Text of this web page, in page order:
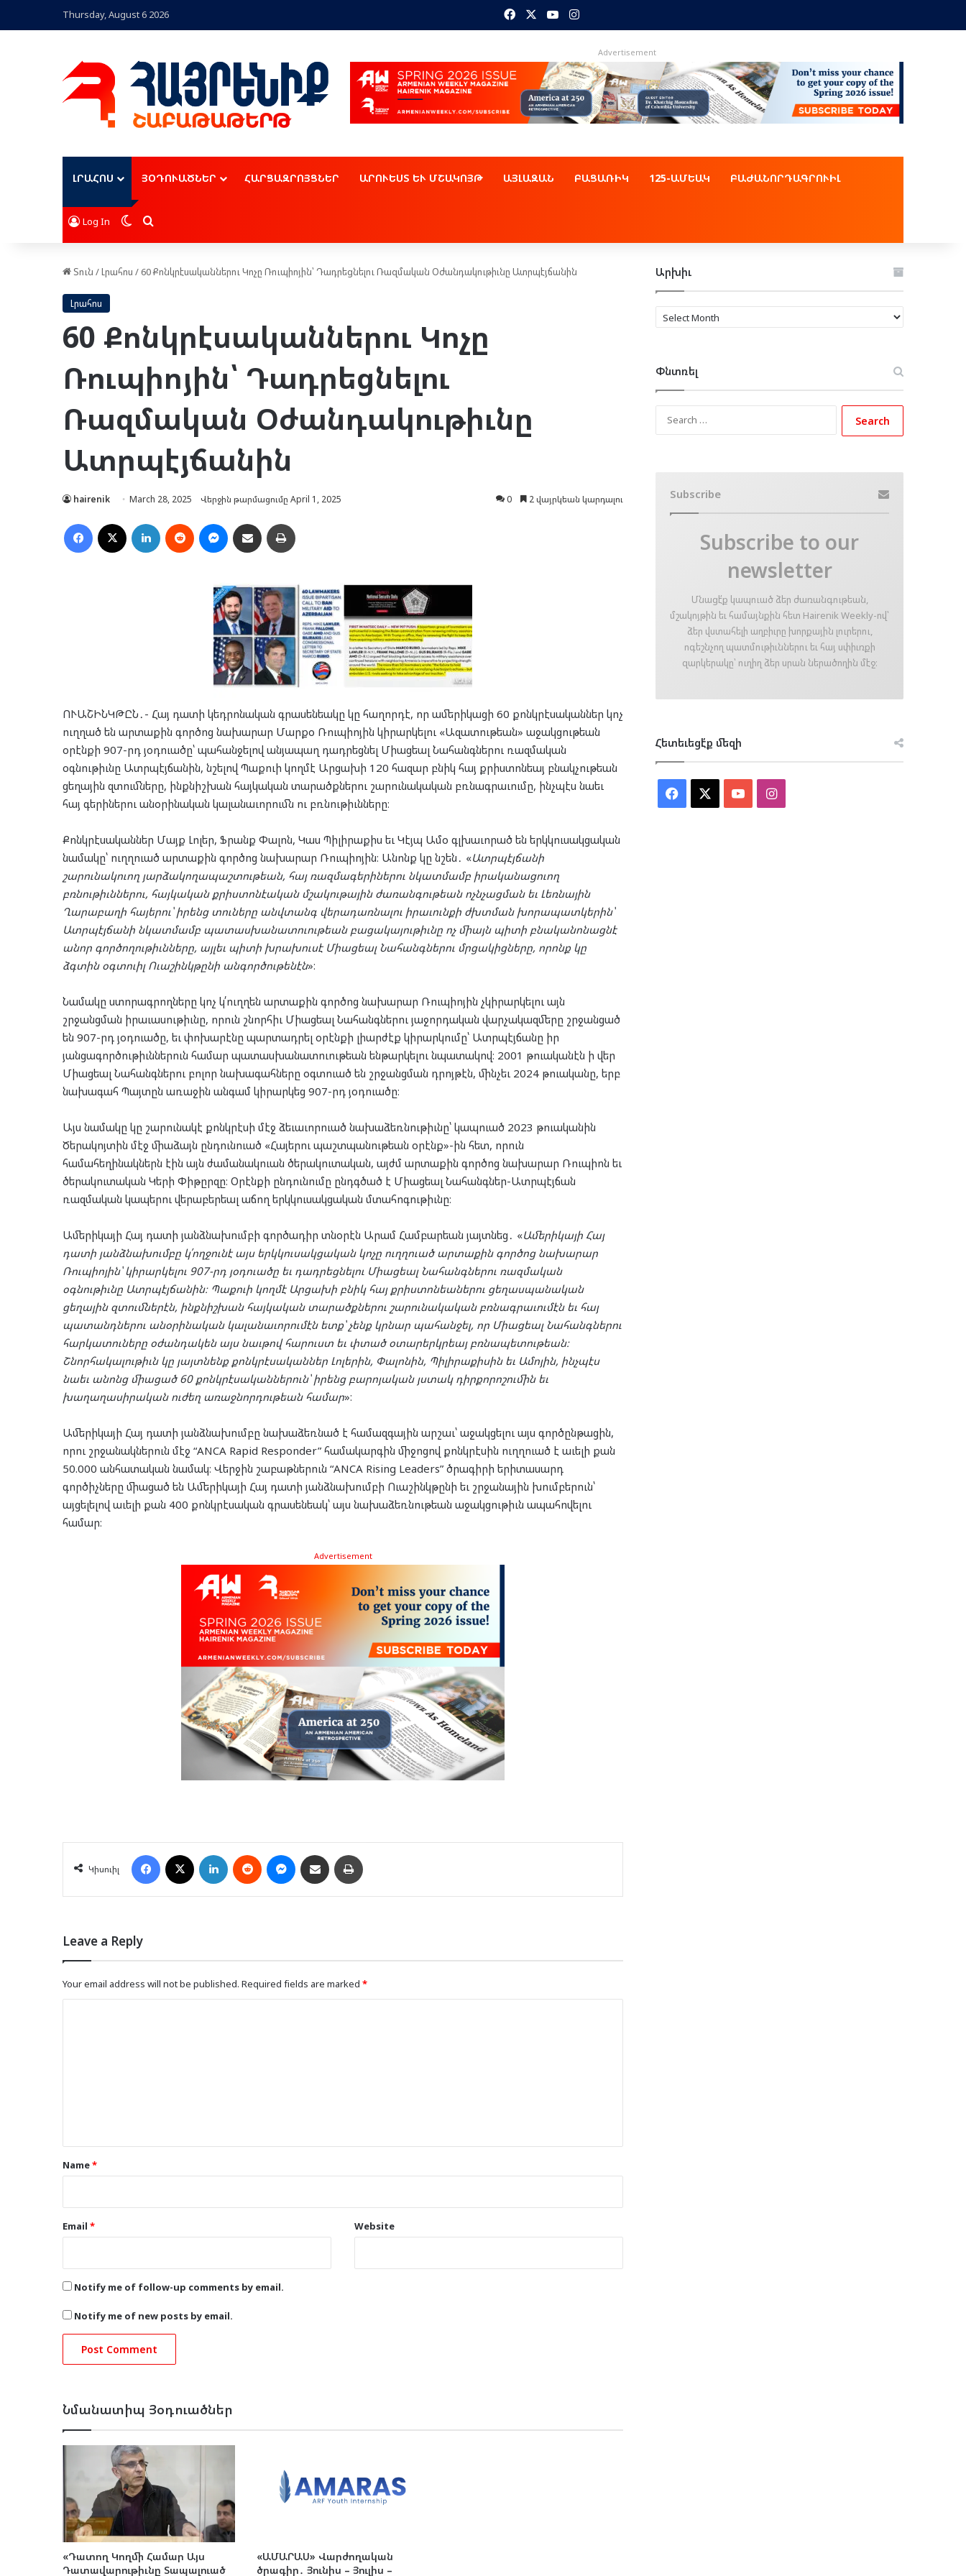
Thursday, August 6 2026 FacebookYouTubeInstagram
Advertisement
ԼՐԱՀՈՍ ՅՕԴՈՒԱԾՆԵՐ ՀԱՐՑԱԶՐՈՅՑՆԵՐ ԱՐՈՒԵՍՏ ԵՒ ՄՇԱԿՈՅԹ ԱՅԼԱԶԱՆ ԲԱՑԱՌԻԿ 125-ԱՄԵԱԿ ԲԱԺԱՆՈՐԴԱԳՐՈՒԻԼ
Log In Switch skin
Որոնել
Տուն /Լրահոս / 60 Քոնկրէսականներու Կոչը Ռուպիոյին՝ Դադրեցնելու Ռազմական Օժանդակութիւնը Ատրպէյճանին
Լրահոս
60 Քոնկրէսականներու Կոչը
Ռուպիոյին՝ Դադրեցնելու
Ռազմական Օժանդակութիւնը
Ատրպէյճանին
hairenik March 28, 2025 Վերջին թարմացումը April 1, 2025 0 2 վայրկեան կարդալու
Facebook LinkedIn Reddit MessengerՈւղարկել նամակ
ՈՒԱՇԻՆԿԹԸՆ․- Հայ դատի կեդրոնական գրասենեակը կը հաղորդէ, որ ամերիկացի 60 քոնկրէսականներ կոչ
ուղղած են արտաքին գործոց նախարար Մարքօ Ռուպիոյին կիրարկելու «Ազատութեան» աջակցութեան
օրէնքի 907-րդ յօդուածը՝ պահանջելով անյապաղ դադրեցնել Միացեալ Նահանգներու ռազմական
օգնութիւնը Ատրպէյճանին, նշելով Պաքուի կողմէ Արցախի 120 հազար բնիկ հայ քրիստոնեայ բնակչութեան
ցեղային զտումները, ինքնիշխան հայկական տարածքներու շարունակական բռնագրաւումը, ինչպէս նաեւ
հայ գերիներու անօրինական կալանաւորումն ու բռնութիւնները։
Քոնկրէսականներ Մայք Լոլեր, Ֆրանք Փալոն, Կաս Պիլիրաքիս եւ Կէյպ Ամօ գլխաւորած են երկկուսակցական
նամակը՝ ուղղուած արտաքին գործոց նախարար Ռուպիոյին։ Անոնք կը նշեն․ «Ատրպէյճանի
շարունակուող յարձակողապաշտութեան, հայ ռազմագերիներու նկատմամբ իրականացուող
բռնութիւններու, հայկական քրիստոնէական մշակութային ժառանգութեան ոչնչացման եւ Լեռնային
Ղարաբաղի հայերու՝ իրենց տուները անվտանգ վերադառնալու իրաւունքի ժխտման խորապատկերին՝
Ատրպէյճանի նկատմամբ պատասխանատուութեան բացակայութիւնը ոչ միայն պիտի բնականոնացնէ
անոր գործողութիւնները, այլեւ պիտի խրախուսէ Միացեալ Նահանգներու մրցակիցները, որոնք կը
ձգտին օգտուիլ Ուաշինկթընի անգործութենէն»։
Նամակը ստորագրողները կոչ կ՛ուղղեն արտաքին գործոց նախարար Ռուպիոյին չկիրարկելու այն
շրջանցման իրաւասութիւնը, որուն շնորհիւ Միացեալ Նահանգներու յաջորդական վարչակազմերը շրջանցած
են 907-րդ յօդուածը, եւ փոխարէնը պարտադրել օրէնքի լիարժէք կիրարկումը՝ Ատրպէյճանը իր
յանցագործութիւններուն համար պատասխանատուութեան ենթարկելու նպատակով։ 2001 թուականէն ի վեր
Միացեալ Նահանգներու բոլոր նախագահները օգտուած են շրջանցման դրոյթէն, մինչեւ 2024 թուականը, երբ
նախագահ Պայտըն առաջին անգամ կիրարկեց 907-րդ յօդուածը։
Այս նամակը կը շարունակէ քոնկրէսի մէջ ձեւաւորուած նախաձեռնութիւնը՝ կապուած 2023 թուականին
Ծերակոյտին մէջ միաձայն ընդունուած «Հայերու պաշտպանութեան օրէնք»-ին հետ, որուն
համահեղինակներն էին այն ժամանակուան ծերակուտական, այժմ արտաքին գործոց նախարար Ռուպիոն եւ
ծերակուտական Կերի Փիթըրզը։ Օրէնքի ընդունումը ընդգծած է Միացեալ Նահանգներ-Ատրպէյճան
ռազմական կապերու վերաբերեալ աճող երկկուսակցական մտահոգութիւնը։
Ամերիկայի Հայ դատի յանձնախումբի գործադիր տնօրէն Արամ Համբարեան յայտնեց․ «Ամերիկայի Հայ
դատի յանձնախումբը կ՛ողջունէ այս երկկուսակցական կոչը ուղղուած արտաքին գործոց նախարար
Ռուպիոյին՝ կիրարկելու 907-րդ յօդուածը եւ դադրեցնելու Միացեալ Նահանգներու ռազմական
օգնութիւնը Ատրպէյճանին։ Պաքուի կողմէ Արցախի բնիկ հայ քրիստոնեաներու ցեղասպանական
ցեղային զտումներէն, ինքնիշխան հայկական տարածքներու շարունակական բռնագրաւումէն եւ հայ
պատանդներու անօրինական կալանաւորումէն ետք՝ չենք կրնար պահանջել, որ Միացեալ Նահանգներու
հարկատուները օժանդակեն այս նաւթով հարուստ եւ փտած օտարերկրեայ բռնապետութեան։
Շնորհակալութիւն կը յայտնենք քոնկրէսականներ Լոլերին, Փալոնին, Պիլիրաքիսին եւ Ամոյին, ինչպէս
նաեւ անոնց միացած 60 քոնկրէսականներուն՝ իրենց բարոյական յստակ դիրքորոշումին եւ
խաղաղասիրական ուժեղ առաջնորդութեան համար»։
Ամերիկայի Հայ դատի յանձնախումբը նախաձեռնած է համազգային արշաւ՝ աջակցելու այս գործընթացին,
որու շրջանակներուն մէջ “ANCA Rapid Responder” համակարգին միջոցով քոնկրէսին ուղղուած է աւելի քան
50.000 անհատական նամակ։ Վերջին շաբաթներուն “ANCA Rising Leaders” ծրագիրի երիտասարդ
գործիչները միացած են Ամերիկայի Հայ դատի յանձնախումբի Ուաշինկթընի եւ շրջանային խումբերուն՝
այցելելով աւելի քան 400 քոնկրէսական գրասենեակ՝ այս նախաձեռնութեան աջակցութիւն ապահովելու
համար։
Advertisement
Կիսուիլ
Facebook LinkedIn Reddit MessengerՈւղարկել նամակ
Leave a Reply
Your email address will not be published. Required fields are marked *
*Name*
Email * Website
Notify me of follow-up comments by email.
Notify me of new posts by email.
Նմանատիպ Յօդուածներ
«Դատող Կողմի Համար Այս
Դատավարութիւնը Տապալուած
«ԱՄԱՐԱՍ» Վարժողական
ծրագիր․ Յունիս – Յուլիս –
Արխիւ
Արխիւ
Փնտռել
Subscribe
Subscribe to our
newsletter
Մնացէ՛ք կապուած ձեր ժառանգութեան,
մշակոյթին եւ համայնքին հետ Hairenik Weekly-ով՝
ձեր վստահելի աղբիւրը խորքային լուրերու,
ոգեշնչող պատմութիւններու եւ հայ սփիւռքի
զարկերակը՝ ուղիղ ձեր սրան ներածողին մէջ։
Հետեւեցէ՛ք մեզի
Facebook YouTubeInstagram